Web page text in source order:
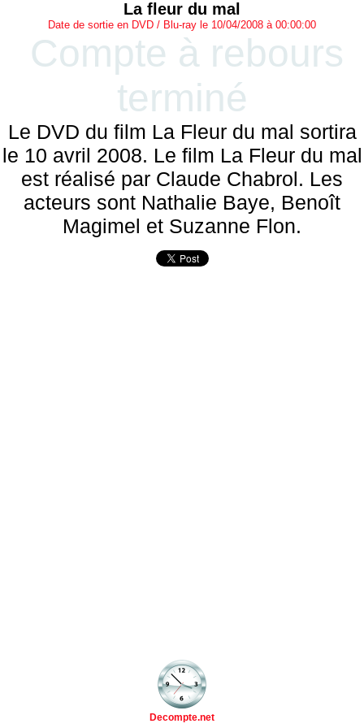
La fleur du mal
Date de sortie en DVD / Blu-ray le 10/04/2008 à 00:00:00
Compte à rebours
terminé
Le DVD du film La Fleur du mal sortira
le 10 avril 2008. Le film La Fleur du mal
est réalisé par Claude Chabrol. Les
acteurs sont Nathalie Baye, Benoît
Magimel et Suzanne Flon.
Decompte.net